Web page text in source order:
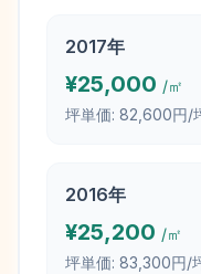
2017年
¥25,000 /㎡
坪単価: 82,600円/
2016年
¥25,200 /㎡
坪単価: 83,300円/